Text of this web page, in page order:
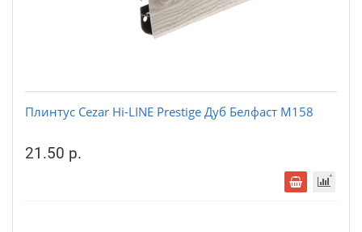
Плинтус Cezar Hi-LINE Prestige Дуб Белфаст М158
21.50 р.